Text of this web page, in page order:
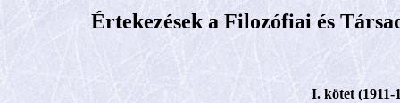
Értekezések a Filozófiai és
I. kötet (1911-